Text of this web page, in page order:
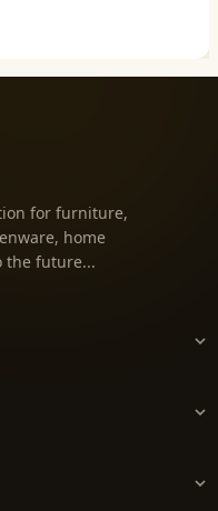
for furniture,
home
the future...